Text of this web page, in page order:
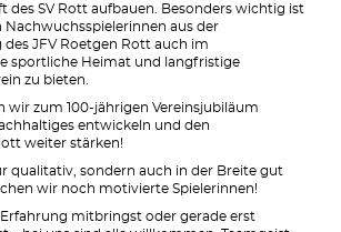
des SV Rott aufbauen. Besonders wichtig ist
Nachwuchsspielerinnen aus der
des JFV Roetgen Rott auch im
sportliche Heimat und langfristige
zu bieten.
wir zum 100-jährigen Vereinsjubiläum
entwickeln und den
weiter stärken!
qualitativ, sondern auch in der Breite gut
wir noch motivierte Spielerinnen!
Erfahrung mitbringst oder gerade erst